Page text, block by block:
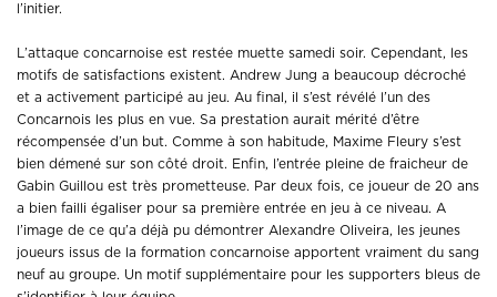
l’initier.
L’attaque concarnoise est restée muette samedi soir. Cependant, les
motifs de satisfactions existent. Andrew Jung a beaucoup décroché
et a activement participé au jeu. Au final, il s’est révélé l’un des
Concarnois les plus en vue. Sa prestation aurait mérité d’être
récompensée d’un but. Comme à son habitude, Maxime Fleury s’est
bien démené sur son côté droit. Enfin, l’entrée pleine de fraicheur de
Gabin Guillou est très prometteuse. Par deux fois, ce joueur de 20 ans
a bien failli égaliser pour sa première entrée en jeu à ce niveau. A
l’image de ce qu’a déjà pu démontrer Alexandre Oliveira, les jeunes
joueurs issus de la formation concarnoise apportent vraiment du sang
neuf au groupe. Un motif supplémentaire pour les supporters bleus de